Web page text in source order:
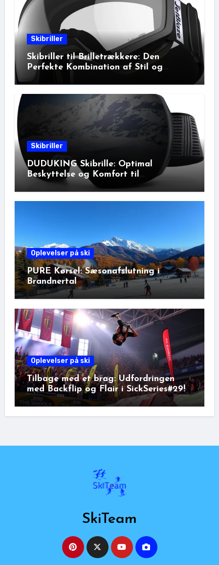
Skibriller
Skibriller til Brilletrækkere: Den
Perfekte Kombination af Stil og
Beskyttelse
Skibriller
DUDUKING Skibrille: Optimal
Beskyttelse og Komfort til
Vinteraktiviteter
Oplevelser på ski
PURE Kørsel: Sæsonafslutning i
Brandnertal
Oplevelser på ski
Tilbage med et brag: Udfordringen
med Backflip og Flair i SickSeries#29!
SkiTeam